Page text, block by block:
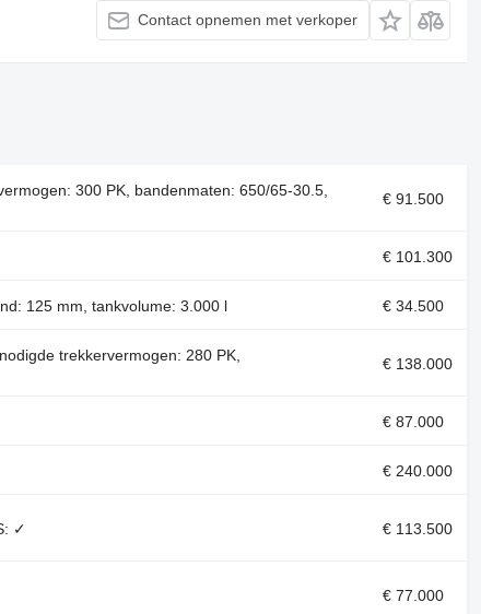
Contact opnemen met verkoper
300 PK, bandenmaten: 650/65-30.5,
€ 91.500
€ 101.300
125 mm, tankvolume: 3.000 l € 34.500
trekkervermogen: 280 PK,
€ 138.000
€ 87.000
€ 240.000
✓ € 113.500
€ 77.000